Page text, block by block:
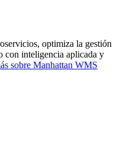
optimiza la gestión
con inteligencia aplicada y
sobre Manhattan WMS